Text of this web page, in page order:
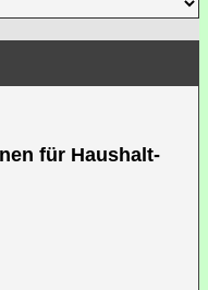
für Haushalt-